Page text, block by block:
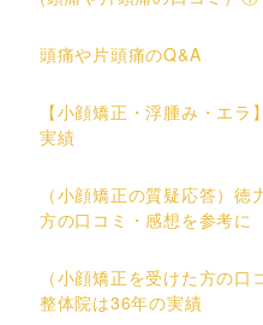
頭痛や片頭痛のQ&A
【小顔矯正・浮腫み・エ
実績
（小顔矯正の質疑応答）
方の口コミ・感想を参考に
（小顔矯正を受けた方の
整体院は36年の実績